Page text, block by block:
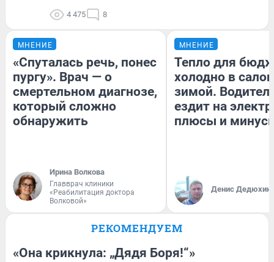
4 475 8
МНЕНИЕ
«Спуталась речь, понес
пургу». Врач — о
смертельном диагнозе,
который сложно
обнаружить
Ирина Волкова
Главврач клиники
«Реабилитация доктора
Волковой»
МНЕНИЕ
Тепло для
холодно в
зимой.
ездит на
плюсы и
Денис Дедюхин
РЕКОМЕНДУЕМ
«Она крикнула: „Дядя Боря!“»